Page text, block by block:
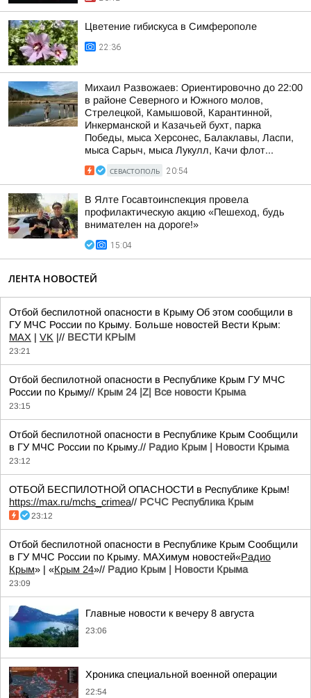
Цветение гибискуса в Симферополе
22:36
Михаил Развожаев: Ориентировочно до 22:00
в районе Северного и Южного молов,
Стрелецкой, Камышовой, Карантинной,
Инкерманской и Казачьей бухт, парка
Победы, мыса Херсонес, Балаклавы, Ласпи,
мыса Сарыч, мыса Лукулл, Качи флот...
СЕВАСТОПОЛЬ 20:54
В Ялте Госавтоинспекция провела
профилактическую акцию «Пешеход, будь
внимателен на дороге!»
15:04
ЛЕНТА НОВОСТЕЙ
Отбой беспилотной опасности в Крыму Об этом сообщили в
ГУ МЧС России по Крыму. Больше новостей Вести Крым:
MAX | VK |// ВЕСТИ КРЫМ
23:21
Отбой беспилотной опасности в Республике Крым ГУ МЧС
России по Крыму// Крым 24 |Z| Все новости Крыма
23:15
Отбой беспилотной опасности в Республике Крым Сообщили
в ГУ МЧС России по Крыму.// Радио Крым | Новости Крыма
23:12
ОТБОЙ БЕСПИЛОТНОЙ ОПАСНОСТИ в Республике Крым!
https://max.ru/mchs_crimea// РСЧС Республика Крым
23:12
Отбой беспилотной опасности в Республике Крым Сообщили
в ГУ МЧС России по Крыму. MAXимум новостей«Радио
Крым» | «Крым 24»// Радио Крым | Новости Крыма
23:09
Главные новости к вечеру 8 августа
23:06
Хроника специальной военной операции
22:54